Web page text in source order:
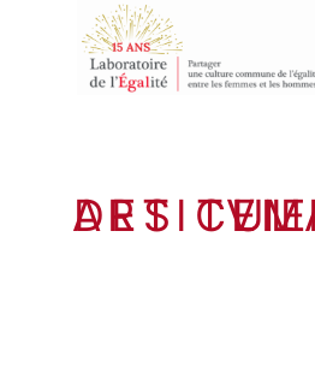
ARTICULATION DES TEMPS DE VIE